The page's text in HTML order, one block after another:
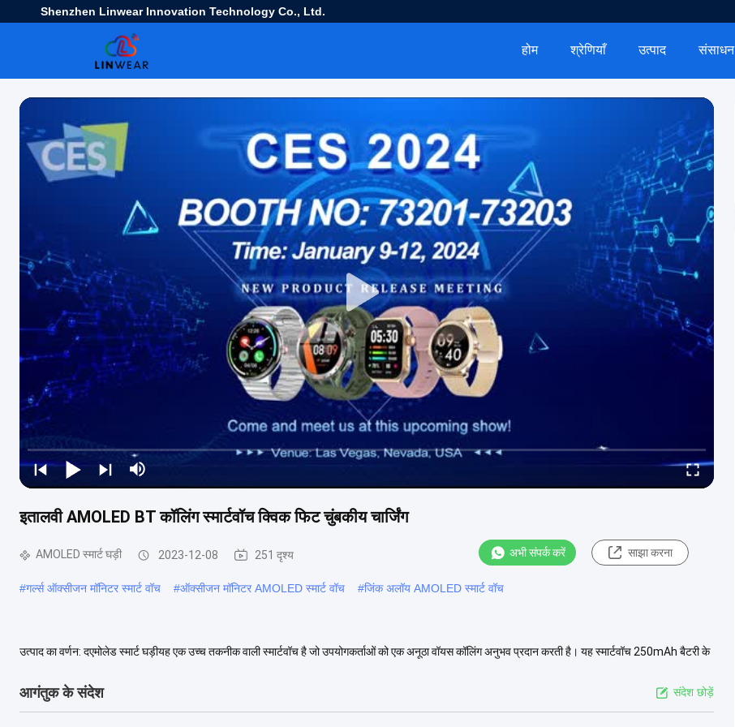
Shenzhen Linwear Innovation Technology Co., Ltd.
होम श्रेणियाँ उत्पाद संसाधन
इतालवी AMOLED BT कॉलिंग स्मार्टवॉच क्विक फिट चुंबकीय चार्जिंग
AMOLED स्मार्ट घड़ी 2023-12-08 251 दृश्य अभी संपर्क करें साझा करना
#गर्ल्स ऑक्सीजन मॉनिटर स्मार्ट वॉच #ऑक्सीजन मॉनिटर AMOLED स्मार्ट वॉच #जिंक अलॉय AMOLED स्मार्ट वॉच
उत्पाद का वर्णन: दएमोलेड स्मार्ट घड़ीयह एक उच्च तकनीक वाली स्मार्टवॉच है जो उपयोगकर्ताओं को एक अनूठा वॉयस कॉलिंग अनुभव प्रदान करती है। यह स्मार्टवॉच 250mAh बैटरी के
आगंतुक के संदेश संदेश छोड़ें